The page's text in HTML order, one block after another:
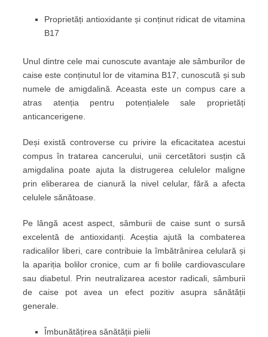
Proprietăți antioxidante și conținut ridicat de vitamina
B17
Unul dintre cele mai cunoscute avantaje ale sâmburilor de
caise este conținutul lor de vitamina B17, cunoscută și sub
numele de amigdalină. Aceasta este un compus care a
atras atenția pentru potențialele sale proprietăți
anticancerigene.
Deși există controverse cu privire la eficacitatea acestui
compus în tratarea cancerului, unii cercetători susțin că
amigdalina poate ajuta la distrugerea celulelor maligne
prin eliberarea de cianură la nivel celular, fără a afecta
celulele sănătoase.
Pe lângă acest aspect, sâmburii de caise sunt o sursă
excelentă de antioxidanți. Aceștia ajută la combaterea
radicalilor liberi, care contribuie la îmbătrânirea celulară și
la apariția bolilor cronice, cum ar fi bolile cardiovasculare
sau diabetul. Prin neutralizarea acestor radicali, sâmburii
de caise pot avea un efect pozitiv asupra sănătății
generale.
Îmbunătățirea sănătății pielii